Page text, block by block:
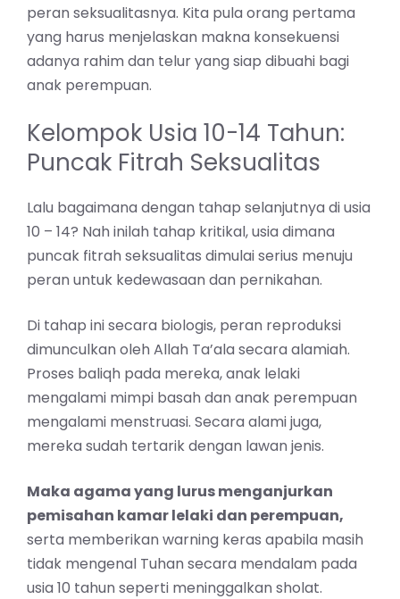
peran seksualitasnya. Kita pula orang pertama
yang harus menjelaskan makna konsekuensi
adanya rahim dan telur yang siap dibuahi bagi
anak perempuan.
Kelompok Usia 10-14 Tahun:
Puncak Fitrah Seksualitas
Lalu bagaimana dengan tahap selanjutnya di usia
10 – 14? Nah inilah tahap kritikal, usia dimana
puncak fitrah seksualitas dimulai serius menuju
peran untuk kedewasaan dan pernikahan.
Di tahap ini secara biologis, peran reproduksi
dimunculkan oleh Allah Ta’ala secara alamiah.
Proses baliqh pada mereka, anak lelaki
mengalami mimpi basah dan anak perempuan
mengalami menstruasi. Secara alami juga,
mereka sudah tertarik dengan lawan jenis.
Maka agama yang lurus menganjurkan
pemisahan kamar lelaki dan perempuan,
serta memberikan warning keras apabila masih
tidak mengenal Tuhan secara mendalam pada
usia 10 tahun seperti meninggalkan sholat.